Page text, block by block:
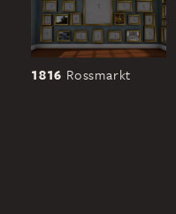
1816 Rossmarkt